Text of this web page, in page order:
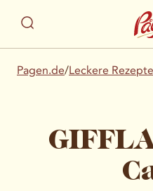
Pagen.de/Leckere Rezepte